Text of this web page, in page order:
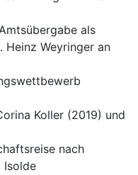
als
Heinz Weyringer an
Koller (2019) und
nach
Isolde